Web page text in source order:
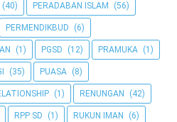
(40) PERADABAN ISLAM (56)
PERMENDIKBUD (6)
(1) PGSD (12) PRAMUKA (1)
(35) PUASA (8)
(1) RENUNGAN (42)
RPP SD (1) RUKUN IMAN (6)